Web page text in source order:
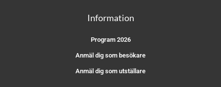
Information
Program 2026
Anmäl dig som besökare
Anmäl dig som utställare